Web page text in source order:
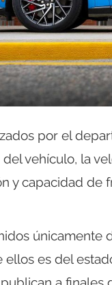
por el
vehículo, la
y capacidad de
únicamente
ellos es del